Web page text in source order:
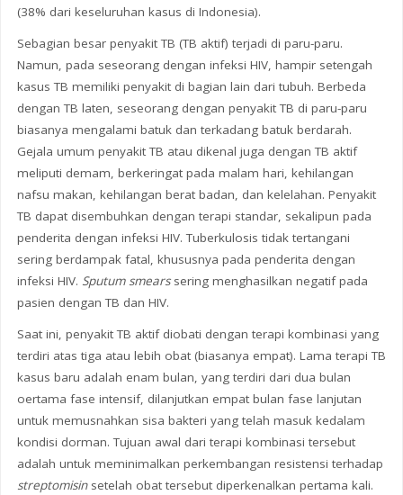
(38% dari keseluruhan kasus di Indonesia).
Sebagian besar penyakit TB (TB aktif) terjadi di paru-paru.
Namun, pada seseorang dengan infeksi HIV, hampir setengah
kasus TB memiliki penyakit di bagian lain dari tubuh. Berbeda
dengan TB laten, seseorang dengan penyakit TB di paru-paru
biasanya mengalami batuk dan terkadang batuk berdarah.
Gejala umum penyakit TB atau dikenal juga dengan TB aktif
meliputi demam, berkeringat pada malam hari, kehilangan
nafsu makan, kehilangan berat badan, dan kelelahan. Penyakit
TB dapat disembuhkan dengan terapi standar, sekalipun pada
penderita dengan infeksi HIV. Tuberkulosis tidak tertangani
sering berdampak fatal, khususnya pada penderita dengan
infeksi HIV. Sputum smearssering menghasilkan negatif pada
pasien dengan TB dan HIV.
Saat ini, penyakit TB aktif diobati dengan terapi kombinasi yang
terdiri atas tiga atau lebih obat (biasanya empat). Lama terapi TB
kasus baru adalah enam bulan, yang terdiri dari dua bulan
oertama fase intensif, dilanjutkan empat bulan fase lanjutan
untuk memusnahkan sisa bakteri yang telah masuk kedalam
kondisi dorman. Tujuan awal dari terapi kombinasi tersebut
adalah untuk meminimalkan perkembangan resistensi terhadap
streptomisinsetelah obat tersebut diperkenalkan pertama kali.